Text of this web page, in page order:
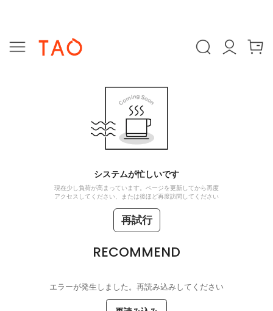
システムが忙しいです
現在少し負荷が高まっています。ページを更新してから再度
アクセスしてください、または後ほど再度訪問してください
再試行
RECOMMEND
エラーが発生しました。再読み込みしてください